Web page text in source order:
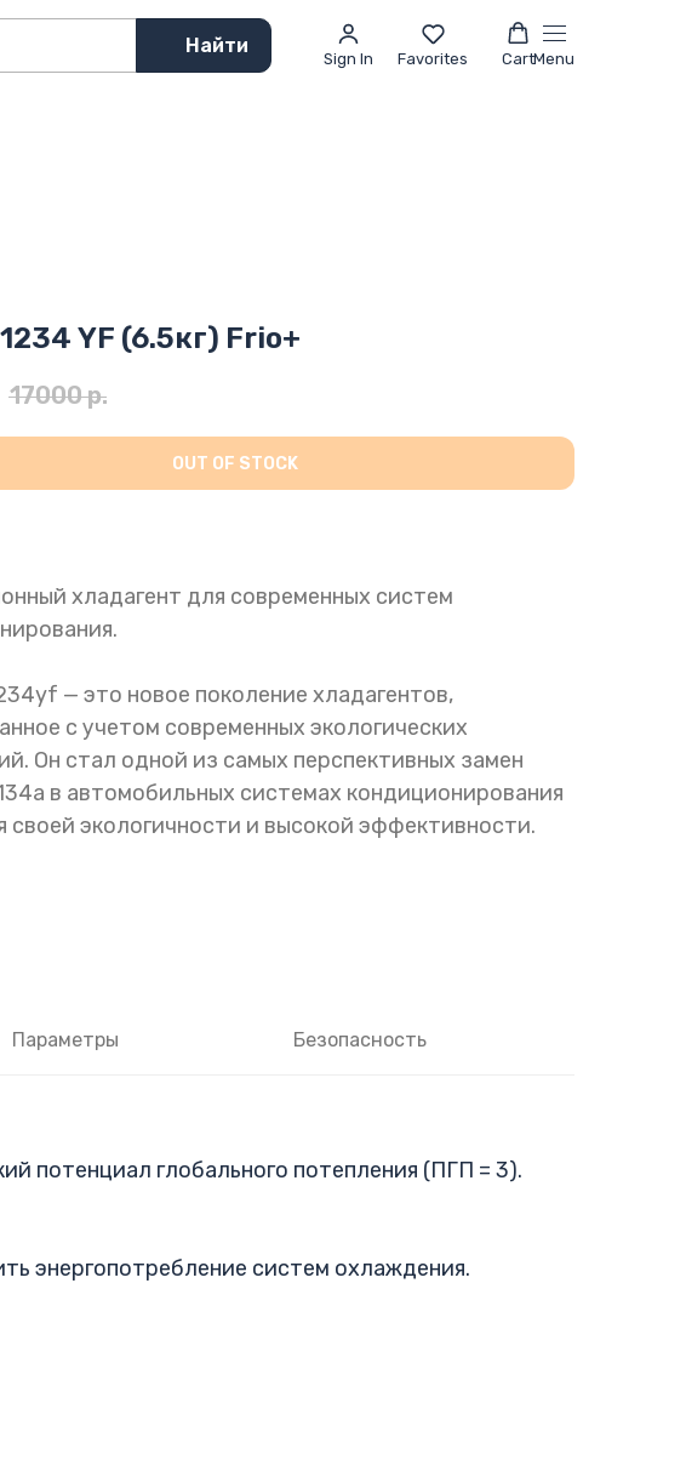
Найти
Sign In Favorites CartMenu
YF (6.5кг) Frio+
17000р.
OUT OF STOCK
хладагент для современных систем
— это новое поколение хладагентов,
с учетом современных экологических
Он стал одной из самых перспективных замен
в автомобильных системах кондиционирования
своей экологичности и высокой эффективности.
Параметры Безопасность
потенциал глобального потепления (ПГП = 3).
энергопотребление систем охлаждения.